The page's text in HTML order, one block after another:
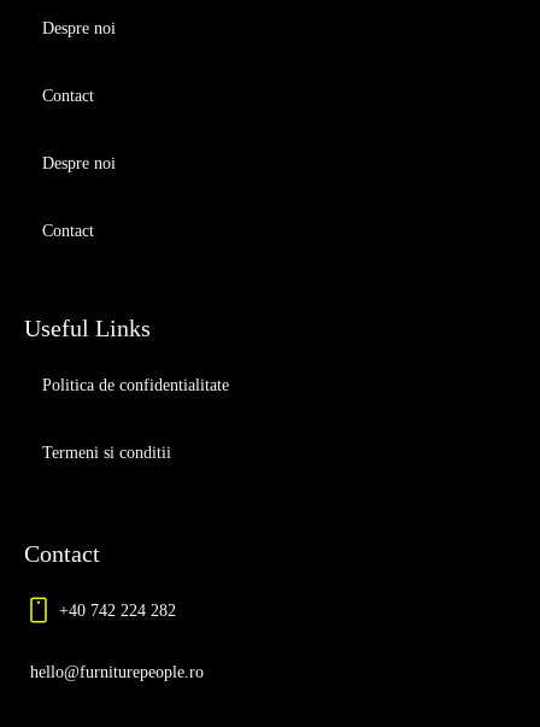
Despre noi
Contact
Despre noi
Contact
Useful Links
Politica de confidentialitate
Termeni si conditii
Contact
+40 742 224 282
hello@furniturepeople.ro